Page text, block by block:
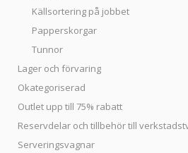
Källsortering på jobbet
Papperskorgar
Tunnor
Lager och förvaring
Okategoriserad
Outlet upp till 75% rabatt
Reservdelar och tillbehör till
Serveringsvagnar